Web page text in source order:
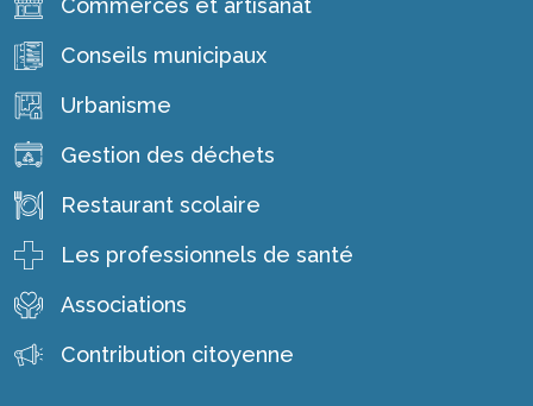
Commerces et artisanat
Conseils municipaux
Urbanisme
Gestion des déchets
Restaurant scolaire
Les professionnels de santé
Associations
Contribution citoyenne